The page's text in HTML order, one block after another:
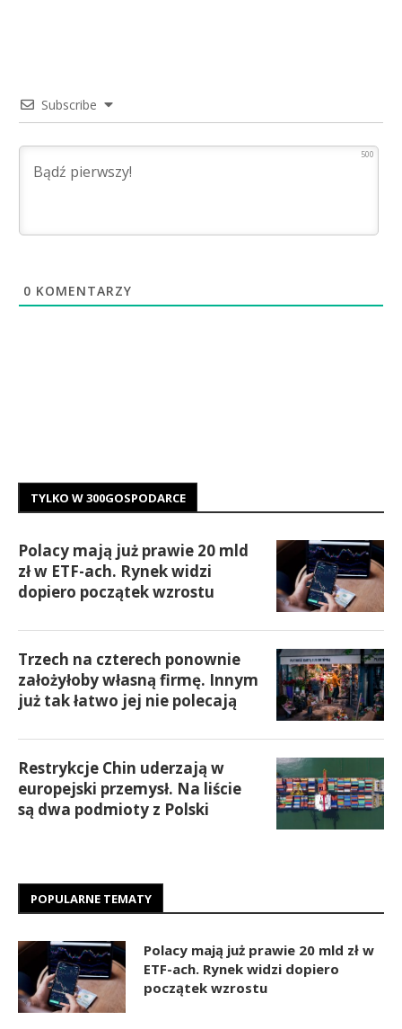
Subscribe
500
0 KOMENTARZY
TYLKO W 300GOSPODARCE
Polacy mają już prawie 20 mld
zł w ETF-ach. Rynek widzi
dopiero początek wzrostu
Trzech na czterech ponownie
założyłoby własną firmę. Innym
już tak łatwo jej nie polecają
Restrykcje Chin uderzają w
europejski przemysł. Na liście
są dwa podmioty z Polski
POPULARNE TEMATY
Polacy mają już prawie 20 mld zł w
ETF-ach. Rynek widzi dopiero
początek wzrostu